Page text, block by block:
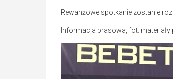
Rewanżowe spotkanie zostanie
Informacja prasowa, fot: materiały